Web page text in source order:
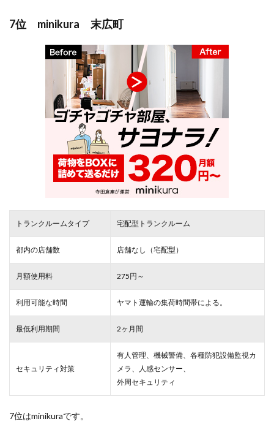
7位 minikura 末広町
トランクルームタイプ 宅配型トランクルーム
都内の店舗数 店舗なし（宅配型）
月額使用料 275円～
利用可能な時間 ヤマト運輸の集荷時間帯による。
最低利用期間 2ヶ月間
セキュリティ対策
有人管理、機械警備、各種防犯設備監視カ
メラ、人感センサー、
外周セキュリティ
7位はminikuraです。